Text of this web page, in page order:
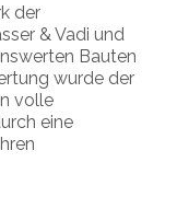
der
& Vadi und
Bauten
wurde der
volle
eine